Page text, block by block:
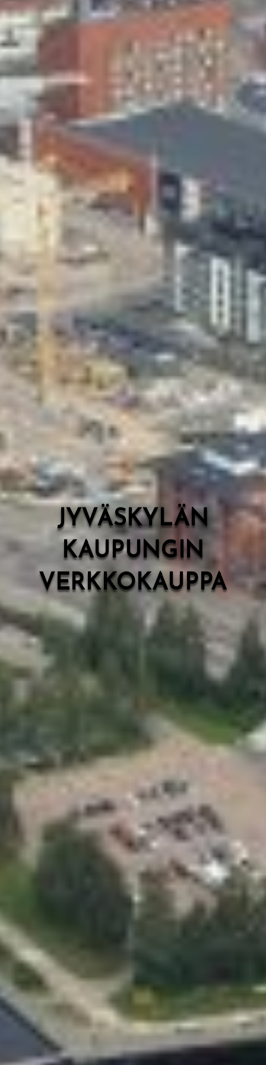
Skeittihalli
Varhaiskasvatus
Ateria- ja välipalamaksut
Mämminiemi
Taideapteekki
Kirjasto
Valon Kaupunki
Lasten Lysti & LystiKylä-festivaali
Ohje
English
JYVÄSKYLÄN
KAUPUNGIN
VERKKOKAUPPA